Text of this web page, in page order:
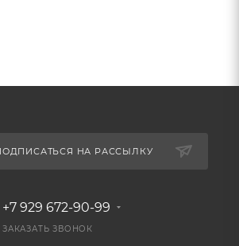
НА РАССЫЛКУ
+7 929 672-90-99
ЗАКАЗАТЬ ЗВОНОК